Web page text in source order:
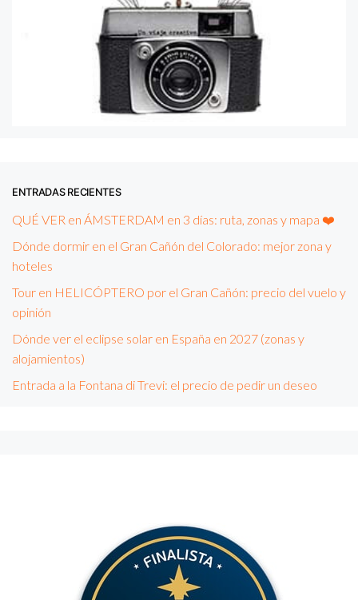
ENTRADAS RECIENTES
QUÉ VER en ÁMSTERDAM en 3 días: ruta, zonas y mapa ❤️
Dónde dormir en el Gran Cañón del Colorado: mejor zona y
hoteles
Tour en HELICÓPTERO por el Gran Cañón: precio del vuelo y
opinión
Dónde ver el eclipse solar en España en 2027 (zonas y
alojamientos)
Entrada a la Fontana di Trevi: el precio de pedir un deseo